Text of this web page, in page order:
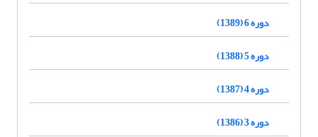
دوره 6 (1389)
دوره 5 (1388)
دوره 4 (1387)
دوره 3 (1386)